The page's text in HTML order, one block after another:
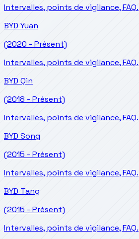
Intervalles, points de vigilance, FAQ.
BYD Yuan
(2020 - Présent)
Intervalles, points de vigilance, FAQ.
BYD Qin
(2018 - Présent)
Intervalles, points de vigilance, FAQ.
BYD Song
(2015 - Présent)
Intervalles, points de vigilance, FAQ.
BYD Tang
(2015 - Présent)
Intervalles, points de vigilance, FAQ.